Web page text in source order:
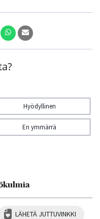
Hyödyllinen
En ymmärrä
LÄHETÄ JUTTUVINKKI